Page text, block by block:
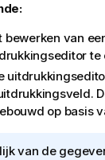
bewerken van
te
op basis
van de